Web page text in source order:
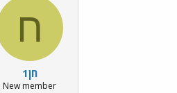
ח
חן1
New member